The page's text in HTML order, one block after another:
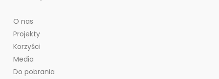
O nas
Projekty
Korzyści
Media
Do pobrania